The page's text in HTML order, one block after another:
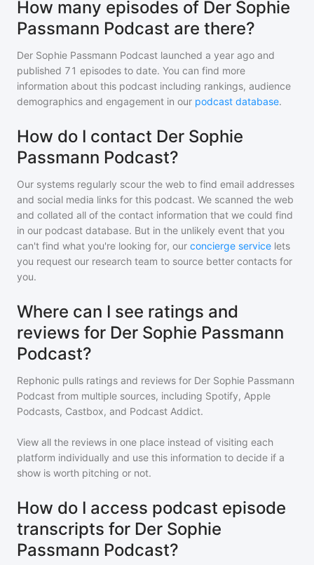
How many episodes of Der Sophie
Passmann Podcast are there?
Der Sophie Passmann Podcast launched a year ago and
published 71 episodes to date. You can find more
information about this podcast including rankings, audience
demographics and engagement in our podcast database.
How do I contact Der Sophie
Passmann Podcast?
Our systems regularly scour the web to find email addresses
and social media links for this podcast. We scanned the web
and collated all of the contact information that we could find
in our podcast database. But in the unlikely event that you
can't find what you're looking for, our concierge service lets
you request our research team to source better contacts for
you.
Where can I see ratings and
reviews for Der Sophie Passmann
Podcast?
Rephonic pulls ratings and reviews for Der Sophie Passmann
Podcast from multiple sources, including Spotify, Apple
Podcasts, Castbox, and Podcast Addict.
View all the reviews in one place instead of visiting each
platform individually and use this information to decide if a
show is worth pitching or not.
How do I access podcast episode
transcripts for Der Sophie
Passmann Podcast?